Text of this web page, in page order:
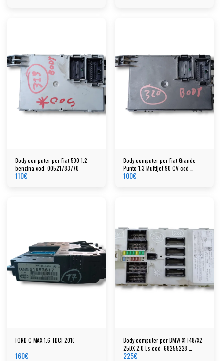
Body computer per Fiat 500 1.2
benzina cod: 00521783770
110€
Body computer per Fiat Grande
Punto 1.3 Multijet 90 CV cod:
00517986150
100€
FORD C-MAX 1.6 TDCI 2010
160€
Body computer per BMW X1 F48/X2
25DX 2.0 Ds cod: 68255228-
94844779304-116RI00109
225€